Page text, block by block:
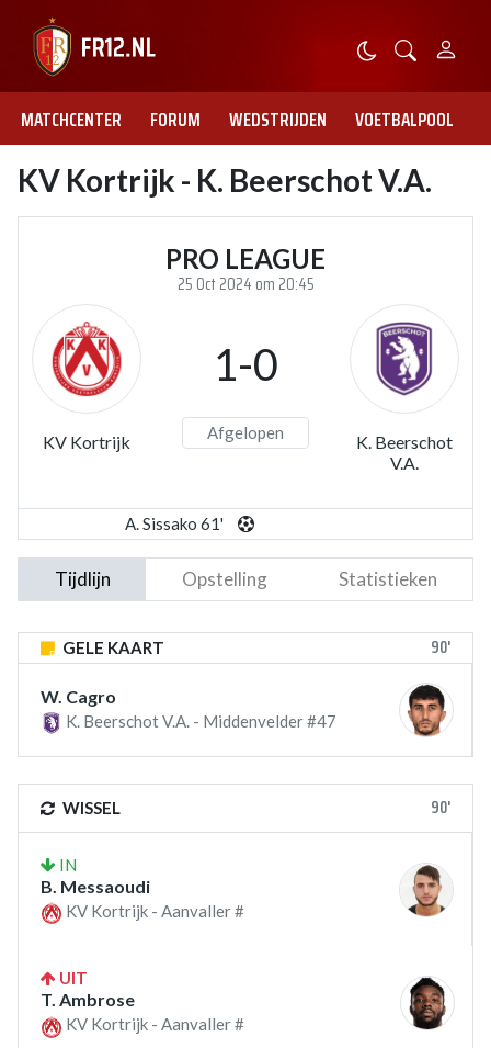
MATCHCENTER FORUM WEDSTRIJDEN VOETBALPOOL
KV Kortrijk - K. Beerschot V.A.
PRO LEAGUE
25 Oct 2024 om 20:45
KV Kortrijk
1-0
Afgelopen
K. Beerschot
V.A.
A. Sissako 61'
Tijdlijn Opstelling Statistieken
GELE KAART 90'
W. Cagro
K. Beerschot V.A. - Middenvelder #47
WISSEL 90'
IN
B. Messaoudi
KV Kortrijk - Aanvaller #
UIT
T. Ambrose
KV Kortrijk - Aanvaller #